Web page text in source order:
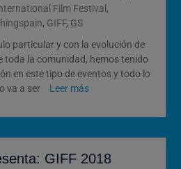
Film Festival ,
, GIFF, GS
particular y con la evolución de
toda la comunidad, hemos tenido
en este tipo de eventos y todo lo
va a ser
Leer más
GIFF 2018